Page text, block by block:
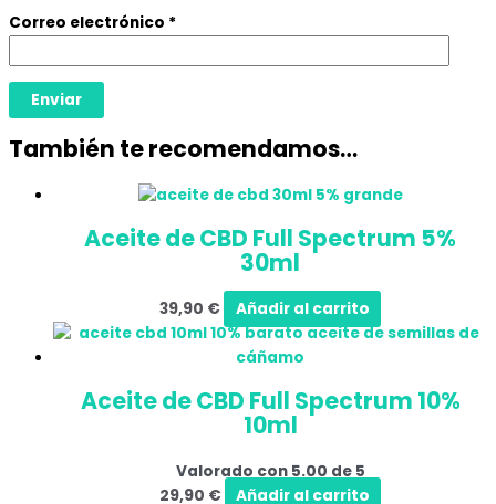
Correo electrónico *
También te recomendamos…
Aceite de CBD Full Spectrum 5%
30ml
39,90 € Añadir al carrito
Aceite de CBD Full Spectrum 10%
10ml
Valorado con 5.00 de 5
29,90 € Añadir al carrito